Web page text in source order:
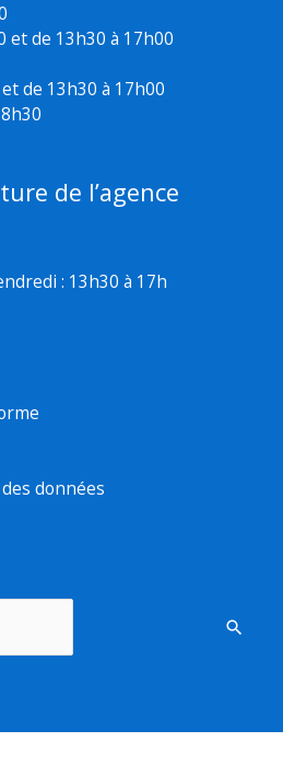
et de 13h30 à 17h00
de 13h30 à 17h00
de l’agence
: 13h30 à 17h
données